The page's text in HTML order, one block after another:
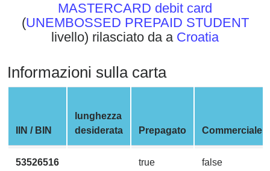
BIN
Generator
BIN
Checker
CC
Generator
from
MASTERCARD debit card
(UNEMBOSSED PREPAID STUDENT
livello) rilasciato da a Croatia
Informazioni sulla carta
IIN / BIN
lunghezza
desiderata
Prepagato Commerciale
53526516 true false